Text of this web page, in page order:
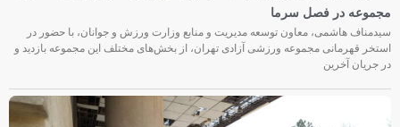
مجموعه در فصل سرما
سیدمناف هاشمی، معاون توسعه مدیریت و منابع وزارت ورزش و جوانان، با حضور در
استخر قهرمانی مجموعه ورزشی آزادی تهران، از بخش‌های مختلف این مجموعه بازدید و
در جریان آخرین